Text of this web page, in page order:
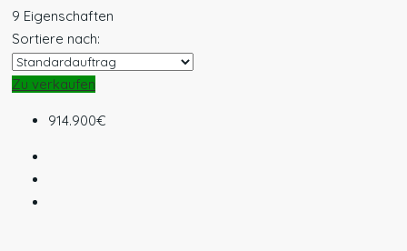
9 Eigenschaften
Sortiere nach:
Zu verkaufen
914.900€